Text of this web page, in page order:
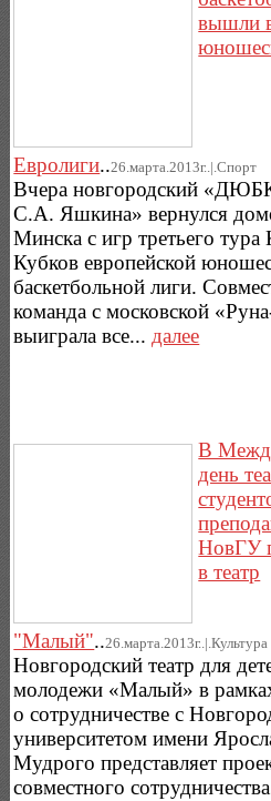
вышли
Евролиги..26.марта.2013г..|.Спорт
Вчера новгородский
С.А. Яшкина» вернулся
Минска с игр третьего тура
Кубков европейской
баскетбольной лиги.
команда с московской
выиграла все... далее
В
день
НовГУ
в театр
"Малый"..26.марта.2013г..|.Культура
Новгородский театр для
молодежи «Малый» в
о сотрудничестве с
университетом имени
Мудрого представляет
совместного